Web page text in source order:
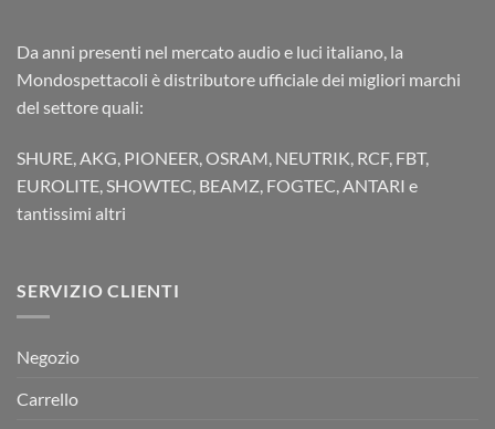
Da anni presenti nel mercato audio e luci italiano, la
Mondospettacoli è distributore ufficiale dei migliori marchi
del settore quali:
SHURE, AKG, PIONEER, OSRAM, NEUTRIK, RCF, FBT,
EUROLITE, SHOWTEC, BEAMZ, FOGTEC, ANTARI e
tantissimi altri
SERVIZIO CLIENTI
Negozio
Carrello